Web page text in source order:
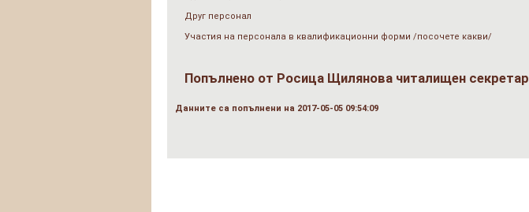
Друг персонал
Участия на персонала в квалификационни форми /посочете какви/
Попълнено от Росица Щилянова читалищен секретар
Данните са попълнени на 2017-05-05 09:54:09